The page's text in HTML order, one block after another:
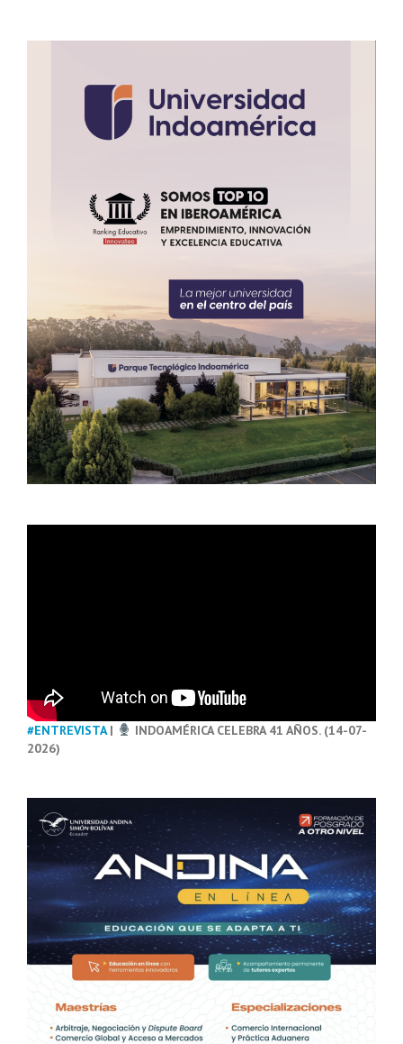
#ENTREVISTA|
INDOAMÉRICA CELEBRA 41 AÑOS. (14-07-
2026)